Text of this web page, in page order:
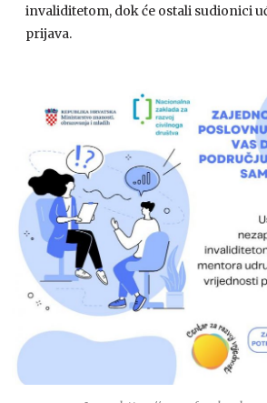
invaliditetom, dok će ostali sudionici
prijava.